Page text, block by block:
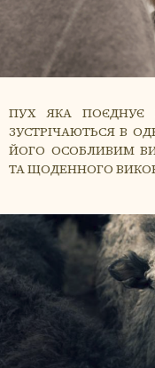
ПУХ ЯКА ПОЄДНУЄ
ЗУСТРІЧАЮТЬСЯ В
ЙОГО ОСОБЛИВИМ
ТА ЩОДЕННОГО